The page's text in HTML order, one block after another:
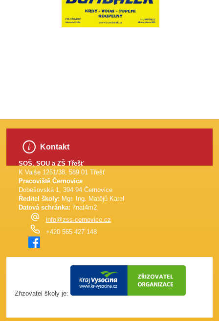
Kontakt
SOŠ, SOU a ZŠ Třešť
K Valše 1251/38, 589 01 Třešť
Pracoviště Černovice
Dobešovská 1, 394 94 Černovice
Ředitel školy: Mgr. Ing. Matějů Karel
Datová schránka: 7nat4m2
info@zss-cernovice.cz
+420 565 427 148
Zřizovatel školy je: